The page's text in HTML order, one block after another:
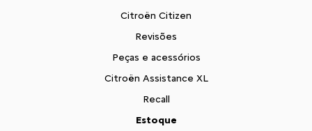
Citroën Citizen
Revisões
Peças e acessórios
Citroën Assistance XL
Recall
Estoque